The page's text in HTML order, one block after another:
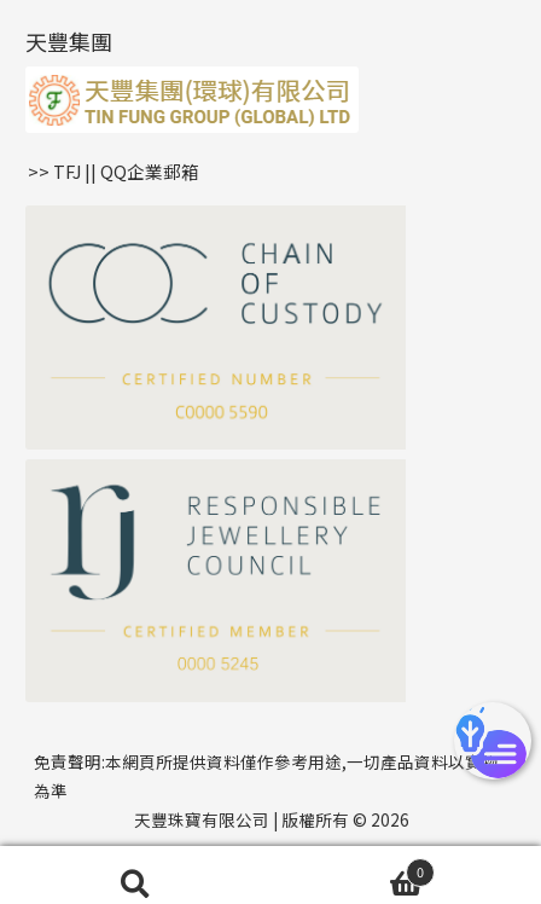
公司名稱
聯絡電話
雙十字鏈系列
水波鏈系列
蛇骨鏈系列
鏈尾系列
嘴唇鏈系列
S車花鏈系列
珍珠鏈系列
坦克鏈系列
滿天星鏈系列
方假繩鏈系列
耳環扣系列
耳綫/耳鈎系列
耳環爪頭
耳環
字母吊墜
相盒吊墜
項鏈吊墜
生肖吊墜
星座吊墜
珠扣
天豐集團
>> TFJ || QQ企業郵箱
免責聲明:本網頁所提供資料僅作參考用途,一切產品資料以實物
為準
天豐珠寶有限公司 | 版權所有 © 2026
0